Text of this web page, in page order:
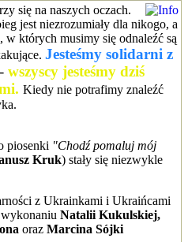
się na naszych oczach.
jest niezrozumiały dla nikogo, a
w których musimy się odnaleźć są
Jesteśmy solidarni z
wszyscy jesteśmy dziś
Kiedy nie potrafimy znaleźć
piosenki "Chodź pomaluj mój
Kruk) stały się niezwykle
z Ukrainkami i Ukraińcami
Natalii Kukulskiej,
oraz Marcina Sójki